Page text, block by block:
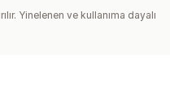
Yinelenen ve kullanıma dayalı